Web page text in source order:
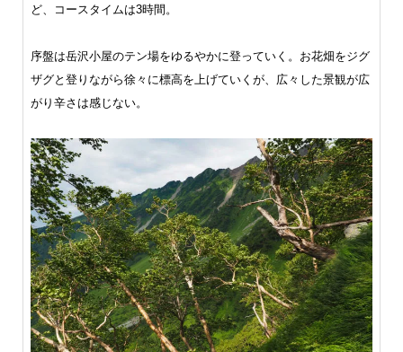
ど、コースタイムは3時間。
序盤は岳沢小屋のテン場をゆるやかに登っていく。お花畑をジグ
ザグと登りながら徐々に標高を上げていくが、広々した景観が広
がり辛さは感じない。